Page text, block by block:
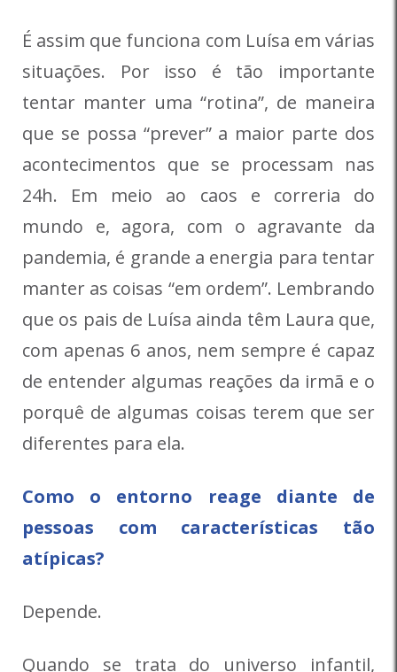
É assim que funciona com Luísa em várias
situações. Por isso é tão importante
tentar manter uma “rotina”, de maneira
que se possa “prever” a maior parte dos
acontecimentos que se processam nas
24h. Em meio ao caos e correria do
mundo e, agora, com o agravante da
pandemia, é grande a energia para tentar
manter as coisas “em ordem”. Lembrando
que os pais de Luísa ainda têm Laura que,
com apenas 6 anos, nem sempre é capaz
de entender algumas reações da irmã e o
porquê de algumas coisas terem que ser
diferentes para ela.
Como o entorno reage diante de
pessoas com características tão
atípicas?
Depende.
Quando se trata do universo infantil,